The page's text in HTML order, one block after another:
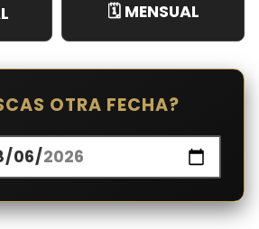
🗓️ MENSUAL
OTRA FECHA?